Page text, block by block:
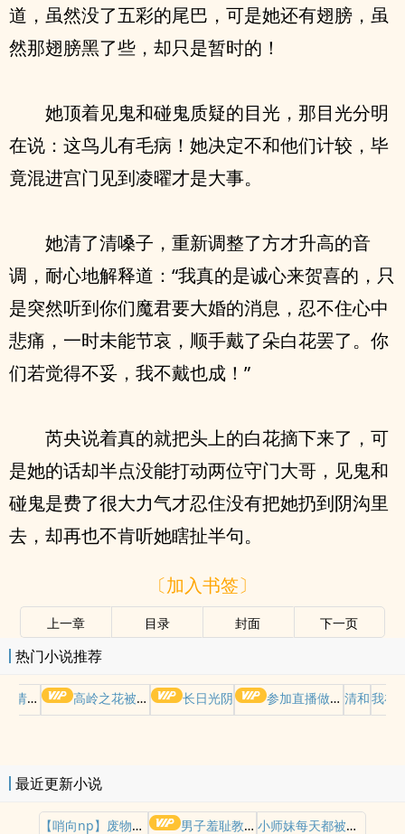
道，虽然没了五彩的尾巴，可是她还有翅膀，虽
然那翅膀黑了些，却只是暂时的！
她顶着见鬼和碰鬼质疑的目光，那目光分明
在说：这鸟儿有毛病！她决定不和他们计较，毕
竟混进宫门见到凌曜才是大事。
她清了清嗓子，重新调整了方才升高的音
调，耐心地解释道：“我真的是诚心来贺喜的，只
是突然听到你们魔君要大婚的消息，忍不住心中
悲痛，一时未能节哀，顺手戴了朵白花罢了。你
们若觉得不妥，我不戴也成！”
芮央说着真的就把头上的白花摘下来了，可
是她的话却半点没能打动两位守门大哥，见鬼和
碰鬼是费了很大力气才忍住没有把她扔到阴沟里
去，却再也不肯听她瞎扯半句。
〔加入书签〕
上一章 目录 封面 下一页
热门小说推荐
摆好 高岭之花被权贵轮了后 长日光阴 参加直播做爱综艺后我火了(NPH) 清和我在
最近更新小说
【哨向np】废物哨兵求生指南 男子羞耻教育世界（gb四爱女攻/高H） 小师妹每天都被操干不止（nph）